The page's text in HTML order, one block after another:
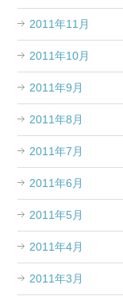
2011年11月
2011年10月
2011年9月
2011年8月
2011年7月
2011年6月
2011年5月
2011年4月
2011年3月